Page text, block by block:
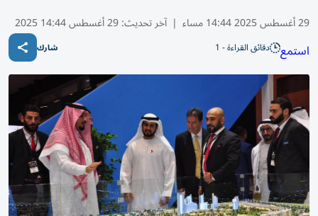
29 أغسطس 2025 14:44 مساء | آخر تحديث:29 أغسطس 14:44 2025
استمع دقائق القراءة - 1 شارك